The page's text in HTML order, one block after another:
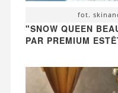
fot.
"SNOW QUEEN
PAR PREMIUM